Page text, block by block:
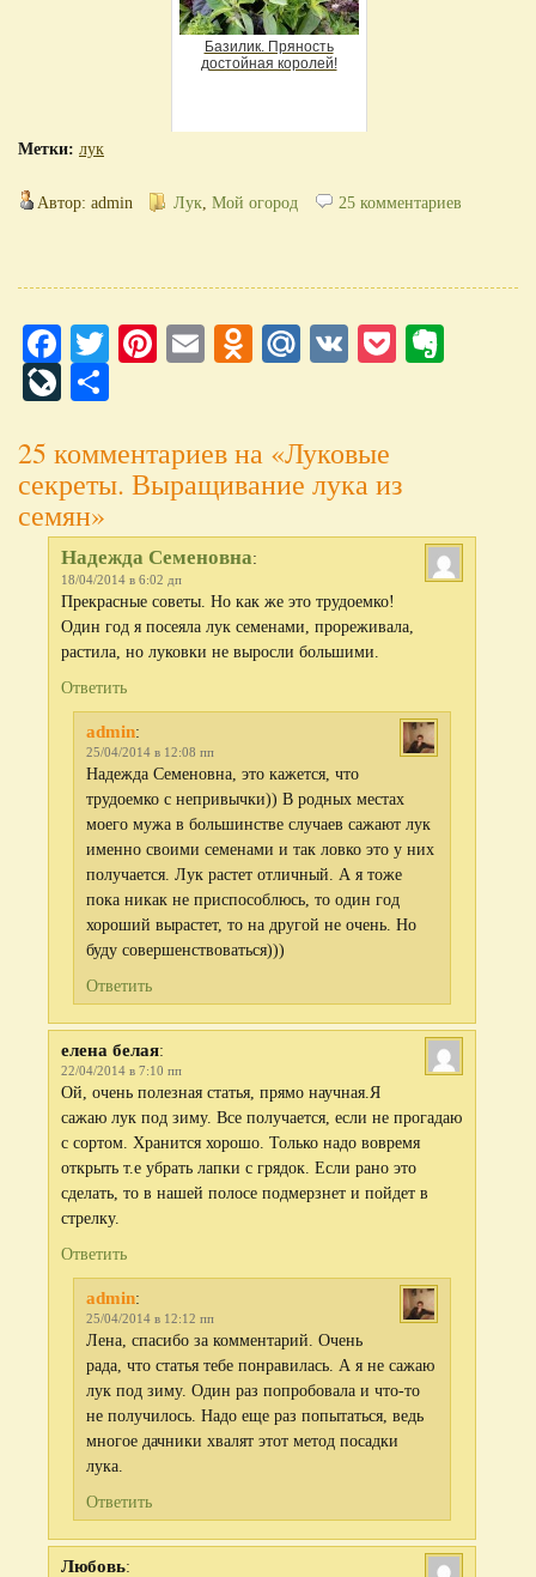
Базилик. Пряность
достойная королей!
Метки: лук
Автор: admin Лук Мой огород 25 комментариев
Facebook
TwitterPinterest
EmailOdnoklassniki
Mail.Ru
VK Pocket
LiveJournal
25 комментариев на «Луковые
секреты. Выращивание лука из
семян»
Надежда Семеновна:
18/04/2014 в 6:02 дп
Прекрасные советы. Но как же это трудоемко!
Один год я посеяла лук семенами, прореживала,
растила, но луковки не выросли большими.
Ответить
admin:
25/04/2014 в 12:08 пп
Надежда Семеновна, это кажется, что
трудоемко с непривычки)) В родных местах
моего мужа в большинстве случаев сажают лук
именно своими семенами и так ловко это у них
получается. Лук растет отличный. А я тоже
пока никак не приспособлюсь, то один год
хороший вырастет, то на другой не очень. Но
буду совершенствоваться)))
Ответить
елена белая:
22/04/2014 в 7:10 пп
Ой, очень полезная статья, прямо научная.Я
сажаю лук под зиму. Все получается, если не прогадаю
с сортом. Хранится хорошо. Только надо вовремя
открыть т.е убрать лапки с грядок. Если рано это
сделать, то в нашей полосе подмерзнет и пойдет в
стрелку.
Ответить
admin:
25/04/2014 в 12:12 пп
Лена, спасибо за комментарий. Очень
рада, что статья тебе понравилась. А я не сажаю
лук под зиму. Один раз попробовала и что-то
не получилось. Надо еще раз попытаться, ведь
многое дачники хвалят этот метод посадки
лука.
Ответить
Любовь: